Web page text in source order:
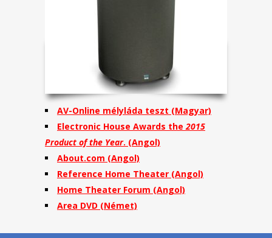
AV-Online mélyláda teszt (Magyar)
Electronic House Awards the2015
Product of the Year. (Angol)
About.com (Angol)
Reference Home Theater (Angol)
Home Theater Forum (Angol)
Area DVD (Német)